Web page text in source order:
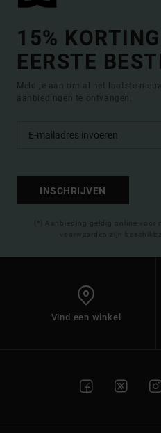
15%
EERSTE
Meld je aan om al het laatste
aanbiedingen te ontvangen.
INSCHRIJVEN
(*) Aanbieding geldig online voor
voorwaarden zijn
Vind een winkel